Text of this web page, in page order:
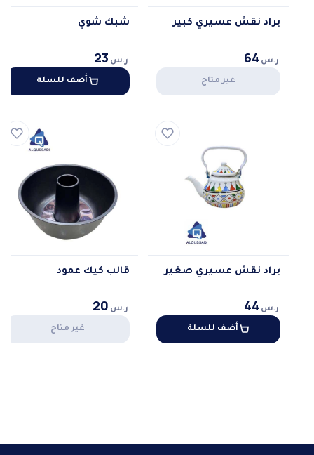
براد نقش عسيري كبير
ر.س 64
غير متاح
شبك شوي
ر.س 23
أضف للسلة
براد نقش عسيري صغير
ر.س 44
أضف للسلة
قالب كيك عمود
ر.س 20
غير متاح